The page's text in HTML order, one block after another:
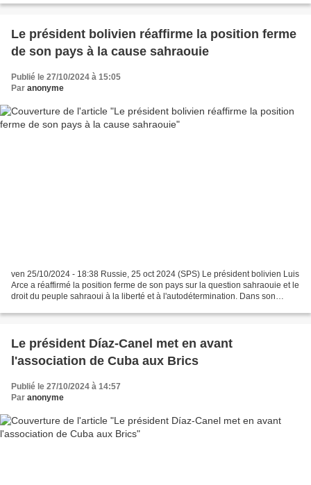
Le président bolivien réaffirme la position ferme
de son pays à la cause sahraouie
Publié le 27/10/2024 à 15:05
Par anonyme
ven 25/10/2024 - 18:38 Russie, 25 oct 2024 (SPS) Le président bolivien Luis
Arce a réaffirmé la position ferme de son pays sur la question sahraouie et le
droit du peuple sahraoui à la liberté et à l'autodétermination. Dans son
Le président Díaz-Canel met en avant
l'association de Cuba aux Brics
Publié le 27/10/2024 à 14:57
Par anonyme